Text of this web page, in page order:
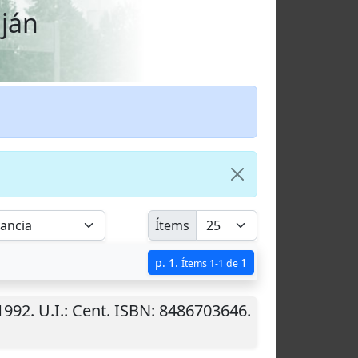
Ítems
p. 1. Ítems 1-1 de 1
. U.I.: Cent. ISBN: 8486703646.